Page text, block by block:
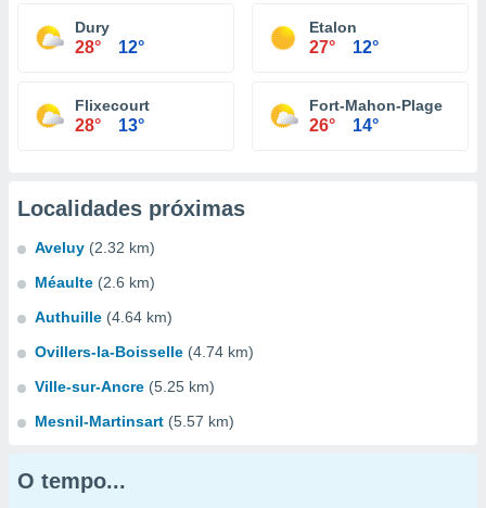
Dury
28° 12°
Etalon
27° 12°
Flixecourt
28° 13°
Fort-Mahon-Plage
26° 14°
Localidades próximas
Aveluy (2.32 km)
Méaulte (2.6 km)
Authuille (4.64 km)
Ovillers-la-Boisselle (4.74 km)
Ville-sur-Ancre (5.25 km)
Mesnil-Martinsart (5.57 km)
O tempo...